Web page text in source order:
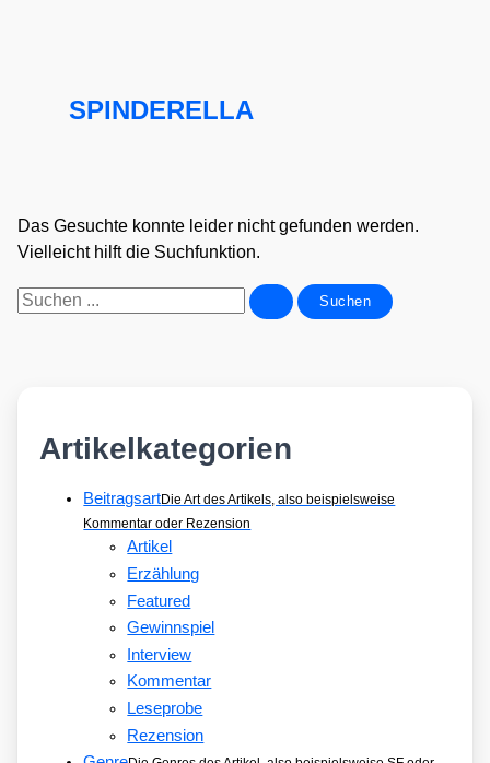
SPINDERELLA
Das Gesuchte konnte leider nicht gefunden werden.
Vielleicht hilft die Suchfunktion.
Suchen
Artikelkategorien
BeitragsartDie Art des Artikels, also beispielsweise
Kommentar oder Rezension
Artikel
Erzählung
Featured
Gewinnspiel
Interview
Kommentar
Leseprobe
Rezension